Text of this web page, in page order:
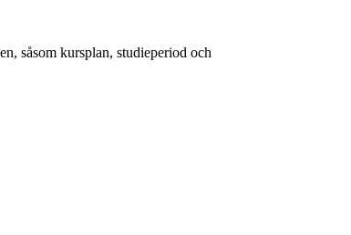
såsom kursplan, studieperiod och